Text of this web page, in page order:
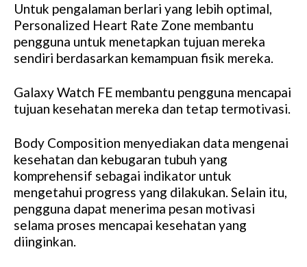
Untuk pengalaman berlari yang lebih optimal,
Personalized Heart Rate Zone membantu
pengguna untuk menetapkan tujuan mereka
sendiri berdasarkan kemampuan fisik mereka.
Galaxy Watch FE membantu pengguna mencapai
tujuan kesehatan mereka dan tetap termotivasi.
Body Composition menyediakan data mengenai
kesehatan dan kebugaran tubuh yang
komprehensif sebagai indikator untuk
mengetahui progress yang dilakukan. Selain itu,
pengguna dapat menerima pesan motivasi
selama proses mencapai kesehatan yang
diinginkan.